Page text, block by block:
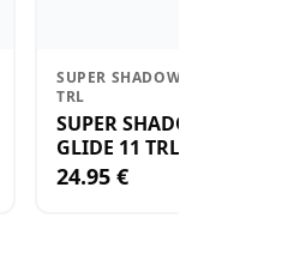
SUPER SHADOW RAP GLIDE 11
TRL
SUPER SHADOW RAP
GLIDE 11 TRL
24.95 €